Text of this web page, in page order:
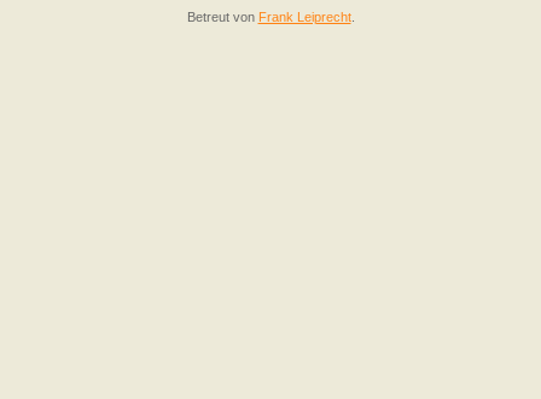
Betreut von Frank Leiprecht.